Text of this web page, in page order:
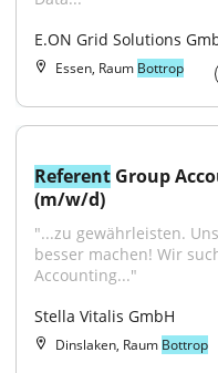
E.ON Grid Solutions
Essen, Raum Bottrop
Referent Group
(m/w/d)
"...zu gewährleisten.
besser machen! Wir
Accounting..."
Stella Vitalis GmbH
Dinslaken, Raum Bottrop